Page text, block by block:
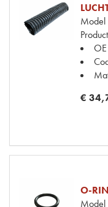
Model
€
O-
Model